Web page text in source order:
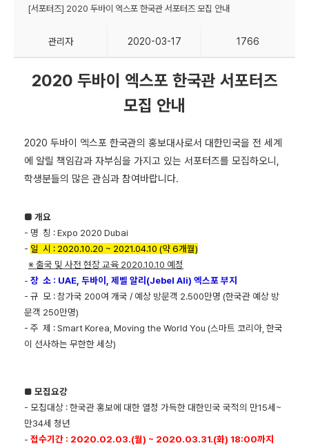
[서포터즈] 2020 두바이 엑스포 한국관 서포터즈 모집 안내
관리자 2020-03-17 1766
2020 두바이 엑스포 한국관 서포터즈
모집 안내
2020 두바이 엑스포 한국관의 홍보대사로서 대한민국을 전 세계
에 알릴 책임감과 자부심을 가지고 있는 서포터즈를 모집하오니,
학생분들의 많은 관심과 참여바랍니다.
■ 개요
- 명 칭 : Expo 2020 Dubai
- 일 시 : 2020.10.20 ~ 2021.04.10 (약 6개월)
※ 출국 및 사전 현장 교육 2020.10.10 예정
- 장 소 : UAE, 두바이, 제벨 알리(Jebel Ali) 엑스포 부지
- 규 모 : 참가국 200여 개국 / 예상 방문객 2.500만명 (한국관 예상 방
문객 250만명)
- 주 제 : Smart Korea, Moving the World You (스마트 코리아, 한국
이 선사하는 무한한 세상)
■ 모집요강
- 모집대상 : 한국관 홍보에 대한 열정 가득한 대한민국 국적의 만15세~
만34세 청년
- 접수기간 : 2020.02.03.(월) ~ 2020.03.31.(화) 18:00까지